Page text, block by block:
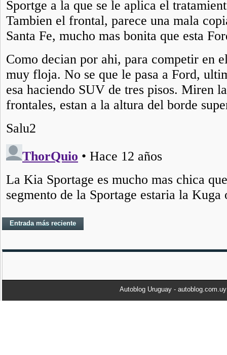
Entrada más reciente
Autoblog Uruguay -